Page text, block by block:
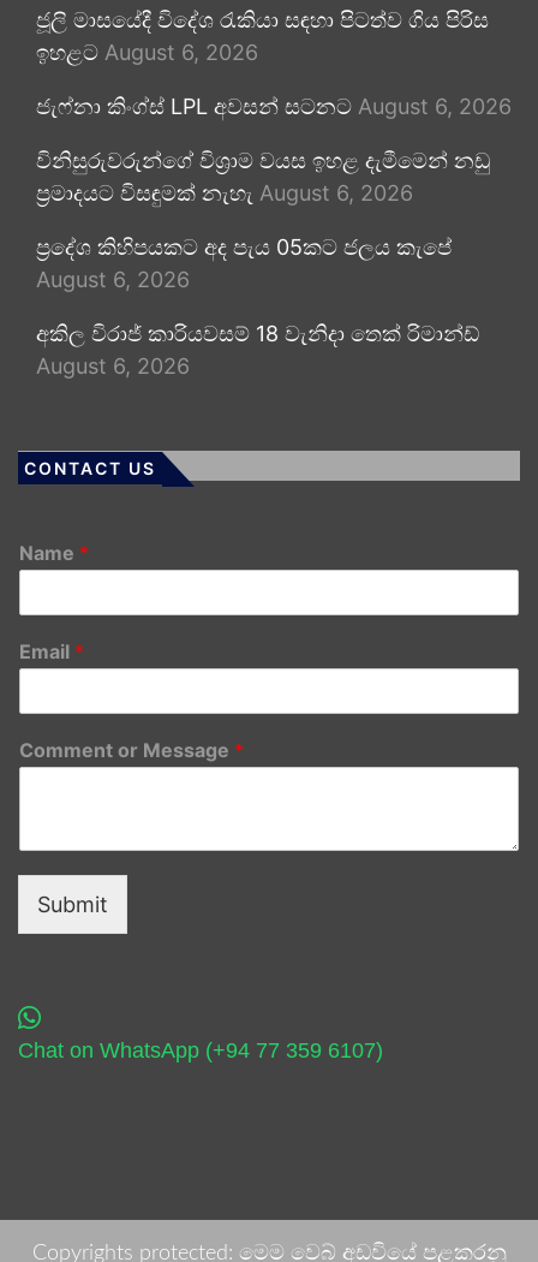
ජූලි මාසයේදී විදේශ රැකියා සඳහා පිටත්ව ගිය පිරිස
ඉහළට August 6, 2026
ජැෆ්නා කිංග්ස් LPL අවසන් සටනට August 6, 2026
විනිසුරුවරුන්ගේ විශ්‍රාම වයස ඉහළ දැමීමෙන් නඩු
ප්‍රමාදයට විසඳුමක් නැහැ August 6, 2026
ප්‍රදේශ කිහිපයකට අද පැය 05කට ජලය කැපේ
August 6, 2026
අකිල විරාජ් කාරියවසම් 18 වැනිදා තෙක් රිමාන්ඩ්
August 6, 2026
CONTACT US
Name *
Email *
Comment or Message *
Submit
Chat on WhatsApp (+94 77 359 6107)
Copyrights protected: මෙම වෙබ් අඩවියේ පළකරනු